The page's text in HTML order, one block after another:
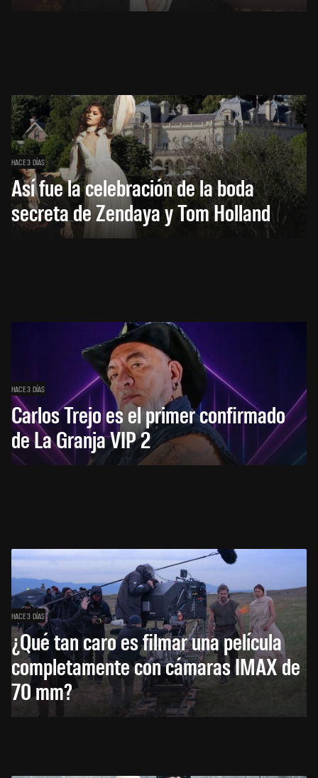
HACE 3 DÍAS
Así fue la celebración de la boda
secreta de Zendaya y Tom Holland
HACE 3 DÍAS
Carlos Trejo es el primer confirmado
de La Granja VIP 2
HACE 3 DÍAS
¿Qué tan caro es filmar una película
completamente con cámaras IMAX de
70 mm?